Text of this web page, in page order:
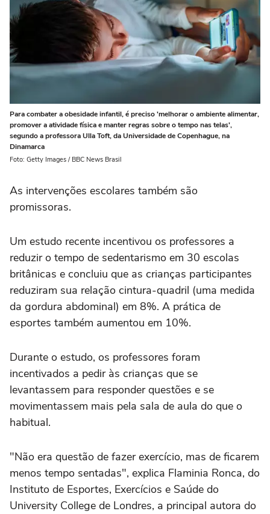
Para combater a obesidade infantil, é preciso 'melhorar o ambiente alimentar,
promover a atividade física e manter regras sobre o tempo nas telas',
segundo a professora Ulla Toft, da Universidade de Copenhague, na
Dinamarca
Foto: Getty Images / BBC News Brasil
As intervenções escolares também são
promissoras.
Um estudo recente incentivou os professores a
reduzir o tempo de sedentarismo em 30 escolas
britânicas e concluiu que as crianças participantes
reduziram sua relação cintura-quadril (uma medida
da gordura abdominal) em 8%. A prática de
esportes também aumentou em 10%.
Durante o estudo, os professores foram
incentivados a pedir às crianças que se
levantassem para responder questões e se
movimentassem mais pela sala de aula do que o
habitual.
"Não era questão de fazer exercício, mas de ficarem
menos tempo sentadas", explica Flaminia Ronca, do
Instituto de Esportes, Exercícios e Saúde do
University College de Londres, a principal autora do